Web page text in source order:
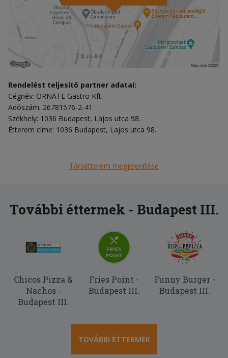
Rendelést teljesítő partner adatai:
Cégnév: ORNATE Gastro Kft.
Adószám: 26781576-2-41
Székhely: 1036 Budapest, Lajos utca 98.
Étterem címe: 1036 Budapest, Lajos utca 98.
Társétterem megjelenítése
További éttermek - Budapest III.
Chicos Pizza &
Nachos -
Budapest III.
Fries Point -
Budapest III.
Funny Burger -
Budapest III.
TOVÁBBI ÉTTERMEK